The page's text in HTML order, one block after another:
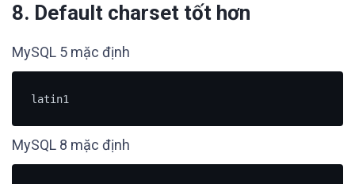
8. Default charset tốt hơn
MySQL 5 mặc định
latin1
MySQL 8 mặc định